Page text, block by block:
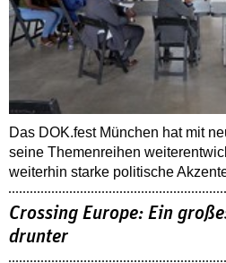
Das DOK.fest München hat mit
seine Themenreihen
weiterhin starke politische
Crossing Europe: Ein
drunter